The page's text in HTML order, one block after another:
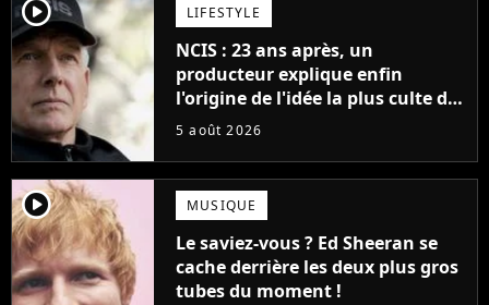
player2 LIFESTYLE
NCIS : 23 ans après, un
producteur explique enfin
l'origine de l'idée la plus culte de
la série (et on ne parle pas du
5 août 2026
player2 MUSIQUE
Le saviez-vous ? Ed Sheeran se
cache derrière les deux plus gros
tubes du moment !